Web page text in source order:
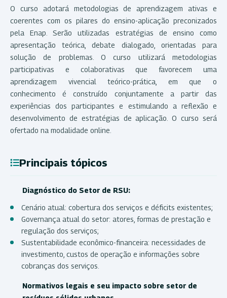
O curso adotará metodologias de aprendizagem ativas e
coerentes com os pilares do ensino-aplicação preconizados
pela Enap. Serão utilizadas estratégias de ensino como
apresentação teórica, debate dialogado, orientadas para
solução de problemas. O curso utilizará metodologias
participativas e colaborativas que favorecem uma
aprendizagem vivencial teórico-prática, em que o
conhecimento é construído conjuntamente a partir das
experiências dos participantes e estimulando a reflexão e
desenvolvimento de estratégias de aplicação. O curso será
ofertado na modalidade online.
Principais tópicos
Diagnóstico do Setor de RSU:
Cenário atual: cobertura dos serviços e déficits existentes;
Governança atual do setor: atores, formas de prestação e
regulação dos serviços;
Sustentabilidade econômico-financeira: necessidades de
investimento, custos de operação e informações sobre
cobranças dos serviços.
Normativos legais e seu impacto sobre setor de